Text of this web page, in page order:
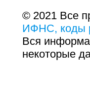
© 2021 Все
ИФНС, коды
Вся
некоторые